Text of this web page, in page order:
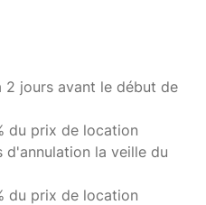
2 jours avant le début de
du prix de location
d'annulation la veille du
du prix de location